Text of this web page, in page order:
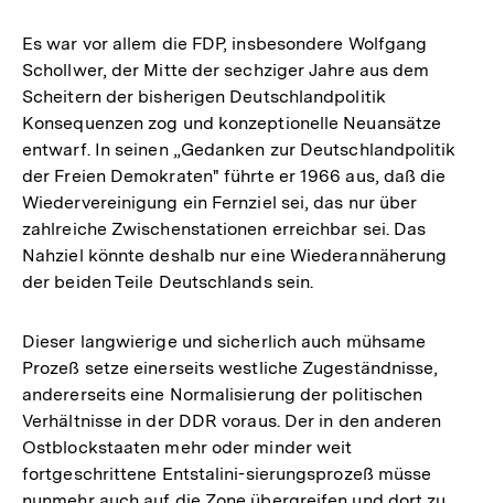
Es war vor allem die FDP, insbesondere Wolfgang
Schollwer, der Mitte der sechziger Jahre aus dem
Scheitern der bisherigen Deutschlandpolitik
Konsequenzen zog und konzeptionelle Neuansätze
entwarf. In seinen „Gedanken zur Deutschlandpolitik
der Freien Demokraten" führte er 1966 aus, daß die
Wiedervereinigung ein Fernziel sei, das nur über
zahlreiche Zwischenstationen erreichbar sei. Das
Nahziel könnte deshalb nur eine Wiederannäherung
der beiden Teile Deutschlands sein.
Dieser langwierige und sicherlich auch mühsame
Prozeß setze einerseits westliche Zugeständnisse,
andererseits eine Normalisierung der politischen
Verhältnisse in der DDR voraus. Der in den anderen
Ostblockstaaten mehr oder minder weit
fortgeschrittene Entstalini-sierungsprozeß müsse